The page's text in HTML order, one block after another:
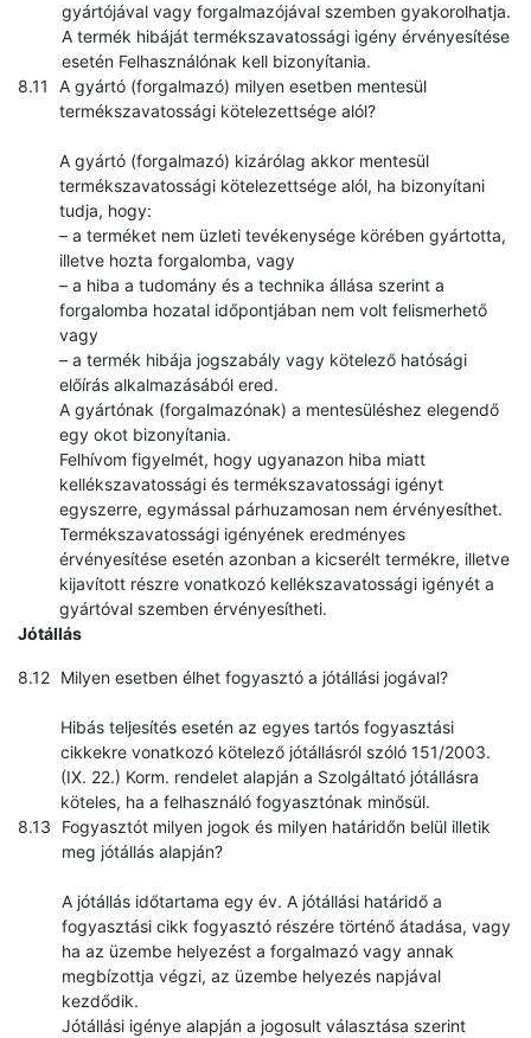
gyártójával vagy forgalmazójával szemben gyakorolhatja.
A termék hibáját termékszavatossági igény érvényesítése
esetén Felhasználónak kell bizonyítania.
A gyártó (forgalmazó) milyen esetben mentesül
termékszavatossági kötelezettsége alól?
A gyártó (forgalmazó) kizárólag akkor mentesül
termékszavatossági kötelezettsége alól, ha bizonyítani
tudja, hogy:
– a terméket nem üzleti tevékenysége körében gyártotta,
illetve hozta forgalomba, vagy
– a hiba a tudomány és a technika állása szerint a
forgalomba hozatal időpontjában nem volt felismerhető
vagy
– a termék hibája jogszabály vagy kötelező hatósági
előírás alkalmazásából ered.
A gyártónak (forgalmazónak) a mentesüléshez elegendő
egy okot bizonyítania.
Felhívom figyelmét, hogy ugyanazon hiba miatt
kellékszavatossági és termékszavatossági igényt
egyszerre, egymással párhuzamosan nem érvényesíthet.
Termékszavatossági igényének eredményes
érvényesítése esetén azonban a kicserélt termékre, illetve
kijavított részre vonatkozó kellékszavatossági igényét a
gyártóval szemben érvényesítheti.
Jótállás
Milyen esetben élhet fogyasztó a jótállási jogával?
Hibás teljesítés esetén az egyes tartós fogyasztási
cikkekre vonatkozó kötelező jótállásról szóló 151/2003.
(IX. 22.) Korm. rendelet alapján a Szolgáltató jótállásra
köteles, ha a felhasználó fogyasztónak minősül.
Fogyasztót milyen jogok és milyen határidőn belül illetik
meg jótállás alapján?
A jótállás időtartama egy év. A jótállási határidő a
fogyasztási cikk fogyasztó részére történő átadása, vagy
ha az üzembe helyezést a forgalmazó vagy annak
megbízottja végzi, az üzembe helyezés napjával
kezdődik.
Jótállási igénye alapján a jogosult választása szerint